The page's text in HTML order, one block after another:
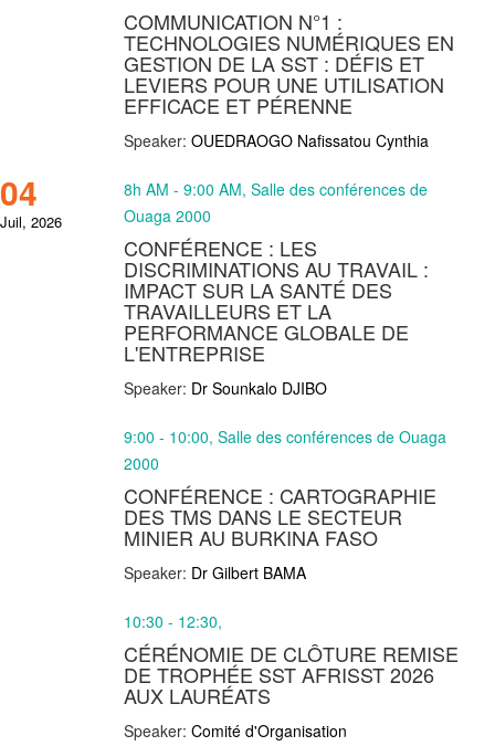
COMMUNICATION N°1 :
TECHNOLOGIES NUMÉRIQUES EN
GESTION DE LA SST : DÉFIS ET
LEVIERS POUR UNE UTILISATION
EFFICACE ET PÉRENNE
Speaker: OUEDRAOGO Nafissatou Cynthia
04
Juil, 2026
8h AM - 9:00 AM, Salle des conférences de
Ouaga 2000
CONFÉRENCE : LES
DISCRIMINATIONS AU TRAVAIL :
IMPACT SUR LA SANTÉ DES
TRAVAILLEURS ET LA
PERFORMANCE GLOBALE DE
L'ENTREPRISE
Speaker: Dr Sounkalo DJIBO
9:00 - 10:00, Salle des conférences de Ouaga
2000
CONFÉRENCE : CARTOGRAPHIE
DES TMS DANS LE SECTEUR
MINIER AU BURKINA FASO
Speaker: Dr Gilbert BAMA
10:30 - 12:30,
CÉRÉNOMIE DE CLÔTURE REMISE
DE TROPHÉE SST AFRISST 2026
AUX LAURÉATS
Speaker: Comité d'Organisation